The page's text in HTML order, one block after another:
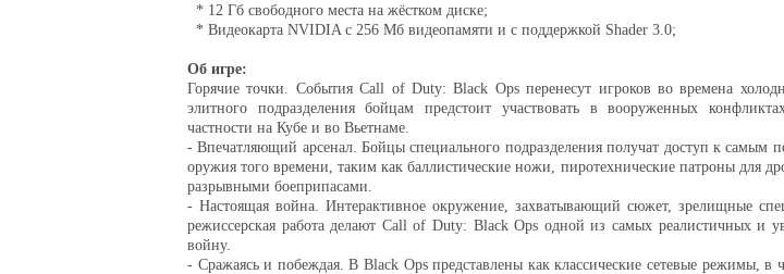
* 12 Гб свободного места на жёстком диске;
* Видеокарта NVIDIA с 256 Мб видеопамяти и с поддержкой Shader 3.0;
Об игре:
Горячие точки. События Call of Duty: Black Ops перенесут игроков во времена
элитного подразделения бойцам предстоит участвовать в вооруженных
частности на Кубе и во Вьетнаме.
- Впечатляющий арсенал. Бойцы специального подразделения получат доступ к самым
оружия того времени, таким как баллистические ножи, пиротехнические патроны для
разрывными боеприпасами.
- Настоящая война. Интерактивное окружение, захватывающий сюжет, зрелищные
режиссерская работа делают Call of Duty: Black Ops одной из самых реалистичных и
войну.
- Сражаясь и побеждая. В Black Ops представлены как классические сетевые режимы, в